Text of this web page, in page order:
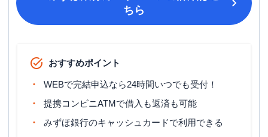
ちら
おすすめポイント
WEBで完結申込なら24時間いつでも受付！
提携コンビニATMで借入も返済も可能
みずほ銀行のキャッシュカードで利用できる